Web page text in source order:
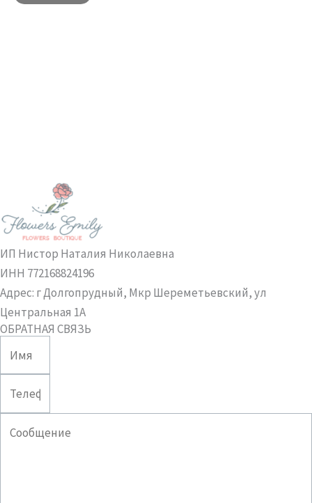
ИП Нистор Наталия Николаевна
ИНН 772168824196
Адрес: г Долгопрудный, Мкр Шереметьевский, ул
Центральная 1А
ОБРАТНАЯ СВЯЗЬ